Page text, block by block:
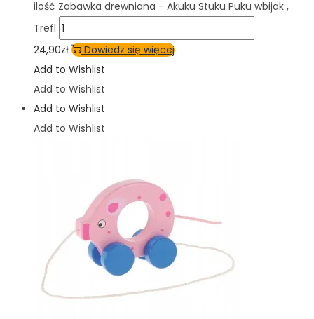
ilość Zabawka drewniana - Akuku Stuku Puku wbijak ,
Trefl
24,90zł
Dowiedz się więcej
Add to Wishlist
Add to Wishlist
Add to Wishlist
Add to Wishlist